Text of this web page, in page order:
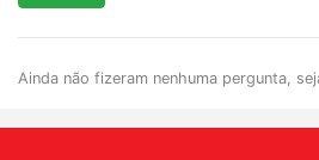
Ainda não fizeram nenhuma pergunta,